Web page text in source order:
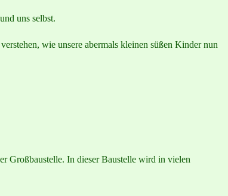
uns selbst.
wie unsere abermals kleinen süßen Kinder nun
Großbaustelle. In dieser Baustelle wird in vielen